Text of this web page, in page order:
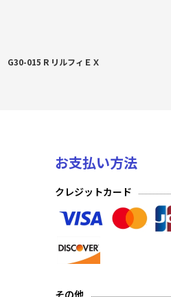
G30-015 R リルフィＥＸ
お支払い方法
クレジットカード
その他